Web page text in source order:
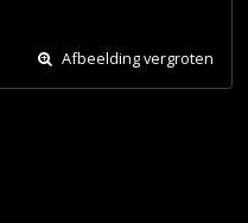
Afbeelding vergroten